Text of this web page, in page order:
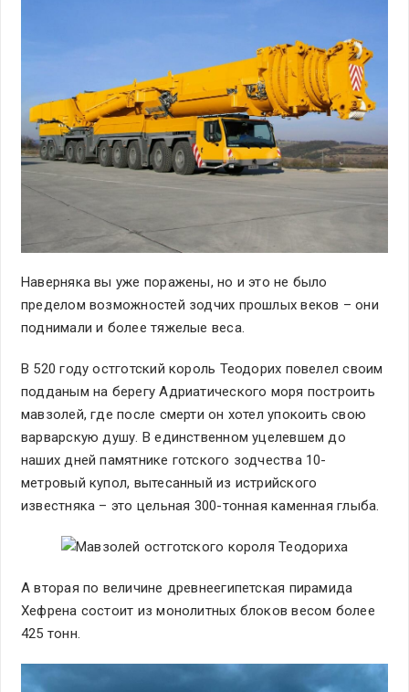
Наверняка вы уже поражены, но и это не было
пределом возможностей зодчих прошлых веков – они
поднимали и более тяжелые веса.
В 520 году остготский король Теодорих повелел своим
подданым на берегу Адриатического моря построить
мавзолей, где после смерти он хотел упокоить свою
варварскую душу. В единственном уцелевшем до
наших дней памятнике готского зодчества 10-
метровый купол, вытесанный из истрийского
известняка – это цельная 300-тонная каменная глыба.
А вторая по величине древнеегипетская пирамида
Хефрена состоит из монолитных блоков весом более
425 тонн.